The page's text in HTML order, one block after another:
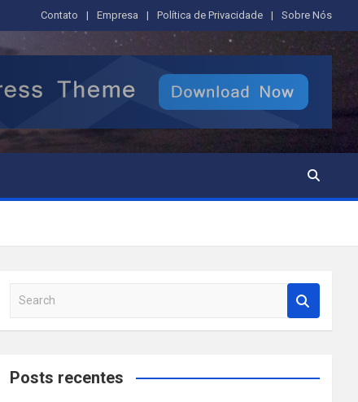
Contato Empresa Política de Privacidade Sobre Nós
a
c
Posts recentes